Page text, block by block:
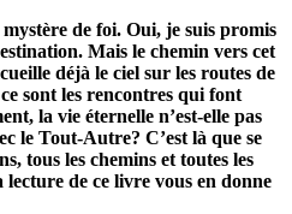
de foi. Oui, je suis promis
Mais le chemin vers cet
déjà le ciel sur les routes de
sont les rencontres qui font
la vie éternelle n’est-elle pas
le Tout-Autre? C’est là que se
tous les chemins et toutes les
lecture de ce livre vous en donne